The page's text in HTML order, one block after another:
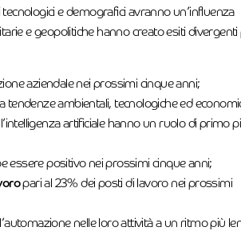
tecnologici e demografici avranno un’influenza
e geopolitiche hanno creato esiti divergenti
aziendale nei prossimi cinque anni;
tendenze ambientali, tecnologiche ed
artificiale hanno un ruolo di primo
essere positivo nei prossimi cinque anni;
pari al 23% dei posti di lavoro nei prossimi
nelle loro attività a un ritmo più